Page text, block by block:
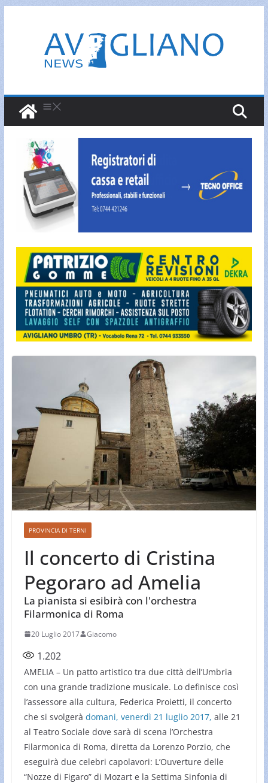
contenuto
PROVINCIA DI TERNI
Il concerto di Cristina
Pegoraro ad Amelia
La pianista si esibirà con l'orchestra
Filarmonica di Roma
20 Luglio 2017 Giacomo
1.202
AMELIA – Un patto artistico tra due città dell’Umbria
con una grande tradizione musicale. Lo definisce così
l’assessore alla cultura, Federica Proietti, il concerto
che si svolgerà domani, venerdì 21 luglio 2017, alle 21
al Teatro Sociale dove sarà di scena l’Orchestra
Filarmonica di Roma, diretta da Lorenzo Porzio, che
eseguirà due celebri capolavori: L’Ouverture delle
“Nozze di Figaro” di Mozart e la Settima Sinfonia di